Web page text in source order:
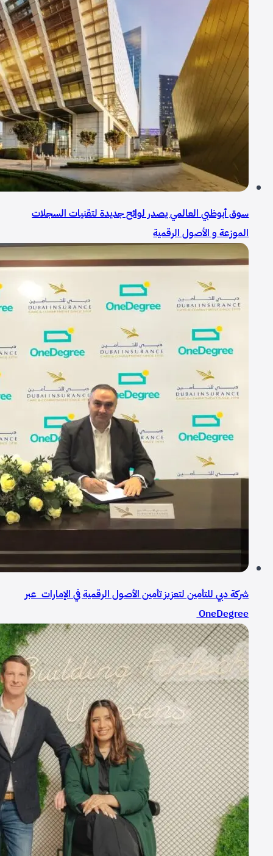
سوق أبوظبي العالمي يصدر لوائح جديدة لتقنيات السجلات
الموزعة و الأصول الرقمية
شركة دبي للتأمين لتعزيز تأمين الأصول الرقمية في الإمارات عبر
OneDegree